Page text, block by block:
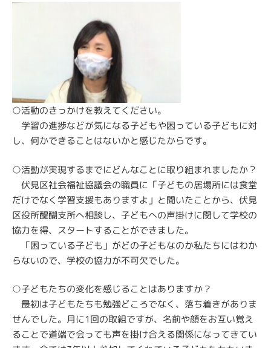
○活動のきっかけを教えてください。
学習の進捗などが気になる子どもや困っている子どもに対
し、何かできることはないかと感じたからです。
○活動が実現するまでにどんなことに取り組まれましたか？
伏見区社会福祉協議会の職員に「子どもの居場所には食堂
だけでなく学習支援もありますよ」と聞いたことから、伏見
区役所醍醐支所へ相談し、子どもへの声掛けに関して学校の
協力を得、スタートすることができました。
「困っている子ども」がどの子どもなのか私たちにはわか
らないので、学校の協力が不可欠でした。
○子どもたちの変化を感じることはありますか？
最初は子どもたちも勉強どころでなく、落ち着きがありま
せんでした。月に1回の取組ですが、名前や顔をお互い覚え
ることで道端で会っても声を掛け合える関係になってきてい